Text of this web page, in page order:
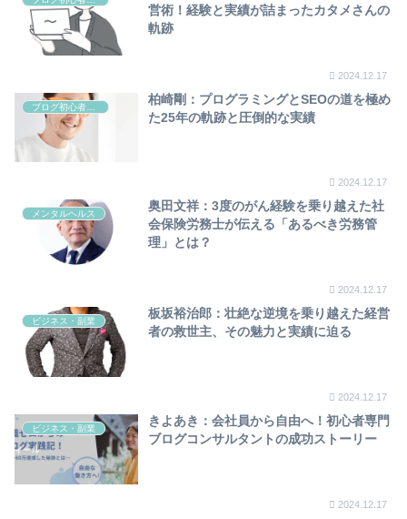
営術！経験と実績が詰まったカタメさんの
軌跡
2024.12.17
柏崎剛：プログラミングとSEOの道を極め
た25年の軌跡と圧倒的な実績
2024.12.17
メンタルヘルス
奥田文祥：3度のがん経験を乗り越えた社
会保険労務士が伝える「あるべき労務管
理」とは？
2024.12.17
ビジネス・副業
板坂裕治郎：壮絶な逆境を乗り越えた経営
者の救世主、その魅力と実績に迫る
2024.12.17
ビジネス・副業
きよあき：会社員から自由へ！初心者専門
ブログコンサルタントの成功ストーリー
2024.12.17